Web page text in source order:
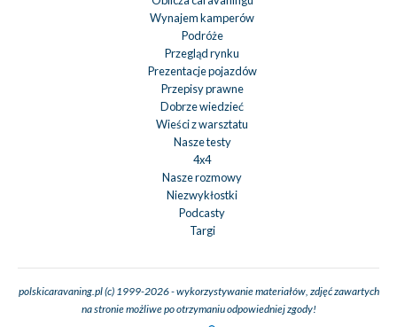
Wynajem kamperów
Podróże
Przegląd rynku
Prezentacje pojazdów
Przepisy prawne
Dobrze wiedzieć
Wieści z warsztatu
Nasze testy
4x4
Nasze rozmowy
Niezwykłostki
Podcasty
Targi
polskicaravaning.pl (c) 1999-2026 - wykorzystywanie materiałów, zdjęć zawartych
na stronie możliwe po otrzymaniu odpowiedniej zgody!